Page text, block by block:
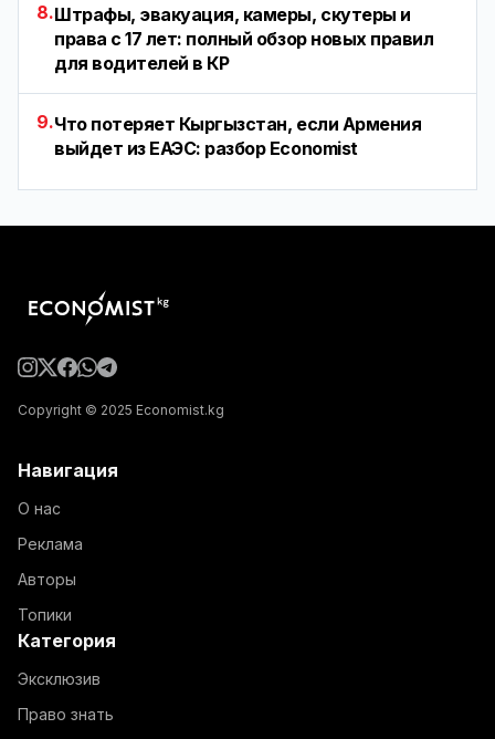
8.Штрафы, эвакуация, камеры, скутеры и
права с 17 лет: полный обзор новых правил
для водителей в КР
9.Что потеряет Кыргызстан, если Армения
выйдет из ЕАЭС: разбор Economist
Copyright © 2025 Economist.kg
Навигация
О нас
Реклама
Авторы
Топики
Категория
Эксклюзив
Право знать